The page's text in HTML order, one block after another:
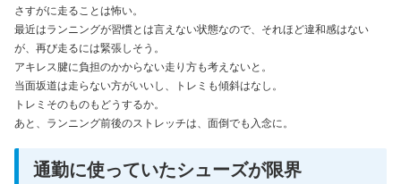
さすがに走ることは怖い。
最近はランニングが習慣とは言えない状態なので、それほど違和感はない
が、再び走るには緊張しそう。
アキレス腱に負担のかからない走り方も考えないと。
当面坂道は走らない方がいいし、トレミも傾斜はなし。
トレミそのものもどうするか。
あと、ランニング前後のストレッチは、面倒でも入念に。
通勤に使っていたシューズが限界